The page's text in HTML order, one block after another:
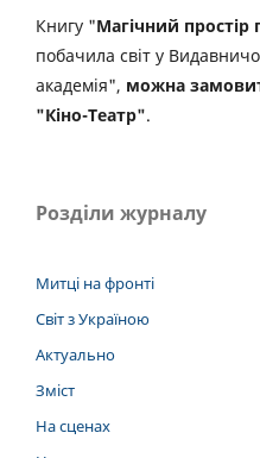
Книгу "Магічний простір
побачила світ у
академія", можна
"Кіно-Театр".
Розділи журналу
Митці на фронті
Світ з Україною
Актуально
Зміст
На сценах